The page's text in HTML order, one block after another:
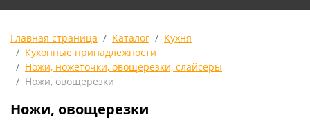
Главная страница Каталог
Кухня
Кухонные принадлежности
Ножи, ножеточки, овощерезки, слайсеры
Ножи, овощерезки
Ножи, овощерезки